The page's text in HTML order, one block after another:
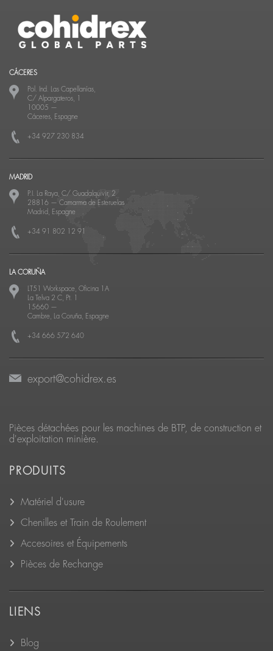
CÁCERES
Pol. Ind. Las Capellanías,
C/ Alpargateros, 1
10005 —
Cáceres, Espagne
+34 927 230 834
MADRID
P.I. La Raya, C/ Guadalquivir, 2
28816 — Camarma de Esteruelas
Madrid, Espagne
+34 91 802 12 91
LA CORUÑA
LT51 Workspace, Oficina 1A
La Telva 2 C, Pt. 1
15660 —
Cambre, La Coruña, Espagne
+34 666 572 640
export@cohidrex.es
Pièces détachées pour les machines de BTP, de construction et
d'exploitation minière.
PRODUITS
Matériel d'usure
Chenilles et Train de Roulement
Accesoires et Équipements
Pièces de Rechange
LIENS
Blog